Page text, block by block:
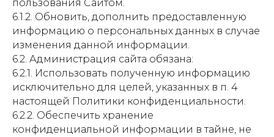
пользования Сайтом.
6.1.2. Обновить, дополнить предоставленную
информацию о персональных данных в случае
изменения данной информации.
6.2. Администрация сайта обязана:
6.2.1. Использовать полученную информацию
исключительно для целей, указанных в п. 4
настоящей Политики конфиденциальности.
6.2.2. Обеспечить хранение
конфиденциальной информации в тайне, не